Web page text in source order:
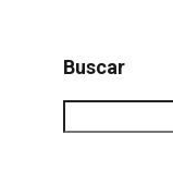
Buscar